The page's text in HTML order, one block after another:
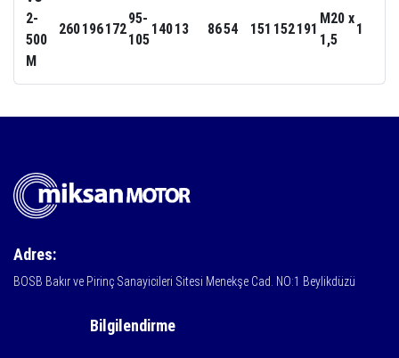
2-
500
M
260196172
95-
105
14013 8654 151 152191
M20 x
1,5
1
Adres:
BOSB Bakır ve Pirinç Sanayicileri Sitesi Menekşe Cad. NO:1 Beylikdüzü
Bilgilendirme